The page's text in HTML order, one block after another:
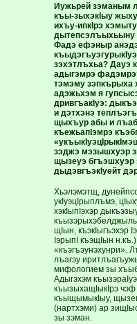
Иужьрей зэманым
къы-зыхэкIыу
ихъу-ипкIрэ
дытепсэлъыхьыну
Фадэ ефэныр
зэхэтлъхьа? Дауэ
адыгэмрэ
тэмэму зэпкърыха
адэжьхэм я
дривгъакIуэ:
и дэтхэнэ
щыхъур абы и
къежьапIэмрэ
зэджэ мэзышхуэр
щызеуэ
дыдэвгъэкIуейт
Хьэлэмэтщ,
укIуэцIрыплъмэ,
хэкIыпIэхэр
щIын, къэкIыгъэхэр
IэрыпI къэщIын
«къэгъэунэхунри».
лъагэу
мифологием зы
Адыгэхэм
къызыхащIыкIрэ
къыщымыкIыу,
(нартхэми) ар
зы зэман.